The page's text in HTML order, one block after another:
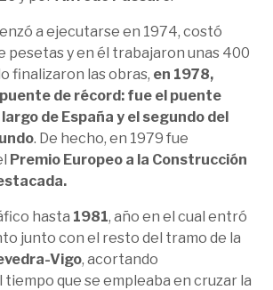
a ejecutarse en 1974, costó
pesetas y en él trabajaron unas 400
finalizaron las obras, en 1978,
de récord: fue el puente
de España y el segundo del
. De hecho, en 1979 fue
Premio Europeo a la Construcción
hasta 1981, año en el cual entró
junto con el resto del tramo de la
Vigo, acortando
que se empleaba en cruzar la